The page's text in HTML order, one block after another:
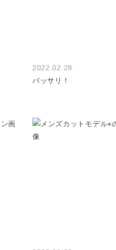
2022.02.28
バッサリ！